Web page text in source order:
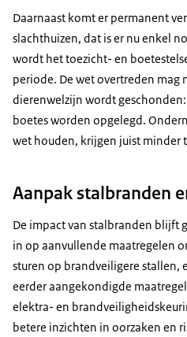
Daarnaast komt er permanent
slachthuizen, dat is er nu enkel
wordt het toezicht- en
periode. De wet overtreden mag
dierenwelzijn wordt
boetes worden opgelegd.
wet houden, krijgen juist minder
Aanpak stalbranden
De impact van stalbranden blijft
in op aanvullende maatregelen
sturen op brandveiligere stallen,
eerder aangekondigde
elektra- en
betere inzichten in oorzaken en